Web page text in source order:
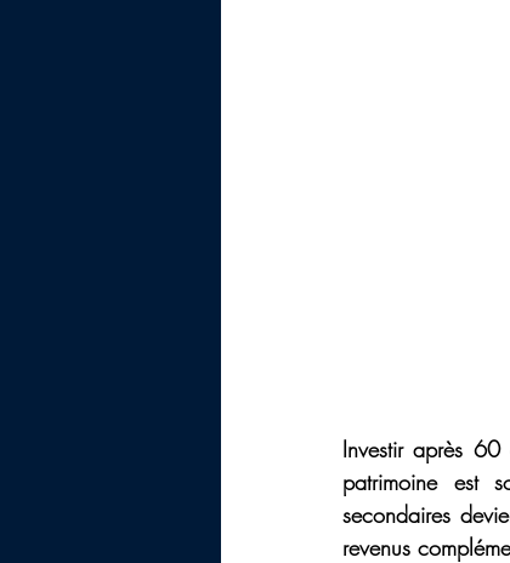
Investir après
patrimoine est
secondaires
revenus